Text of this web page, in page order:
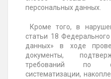
персональных данных.
Кроме того, в
статьи 18
данных» в ходе
документы,
требований по
систематизации,